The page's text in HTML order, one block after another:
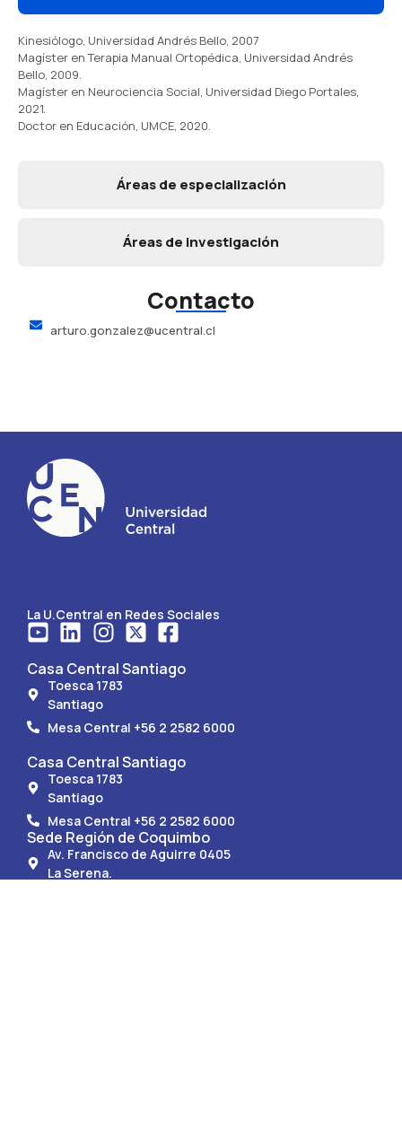
Áreas de especialización
Áreas de investigación
Kinesiólogo, Universidad Andrés Bello, 2007
Magíster en Terapia Manual Ortopédica, Universidad Andrés
Bello, 2009.
Magíster en Neurociencia Social, Universidad Diego Portales,
2021.
Doctor en Educación, UMCE, 2020.
Contacto
arturo.gonzalez@ucentral.cl
La U.Central en Redes Sociales
Casa Central Santiago
Toesca 1783
Santiago
Mesa Central +56 2 2582 6000
Casa Central Santiago
Toesca 1783
Santiago
Mesa Central +56 2 2582 6000
Sede Región de Coquimbo
Av. Francisco de Aguirre 0405
La Serena.